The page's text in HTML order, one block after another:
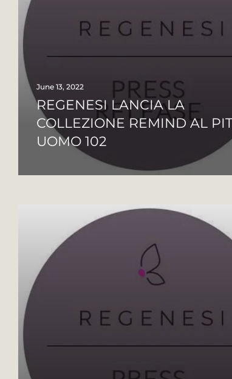
June 13, 2022
REGENESI LANCIA LA
COLLEZIONE REMIND AL
UOMO 102